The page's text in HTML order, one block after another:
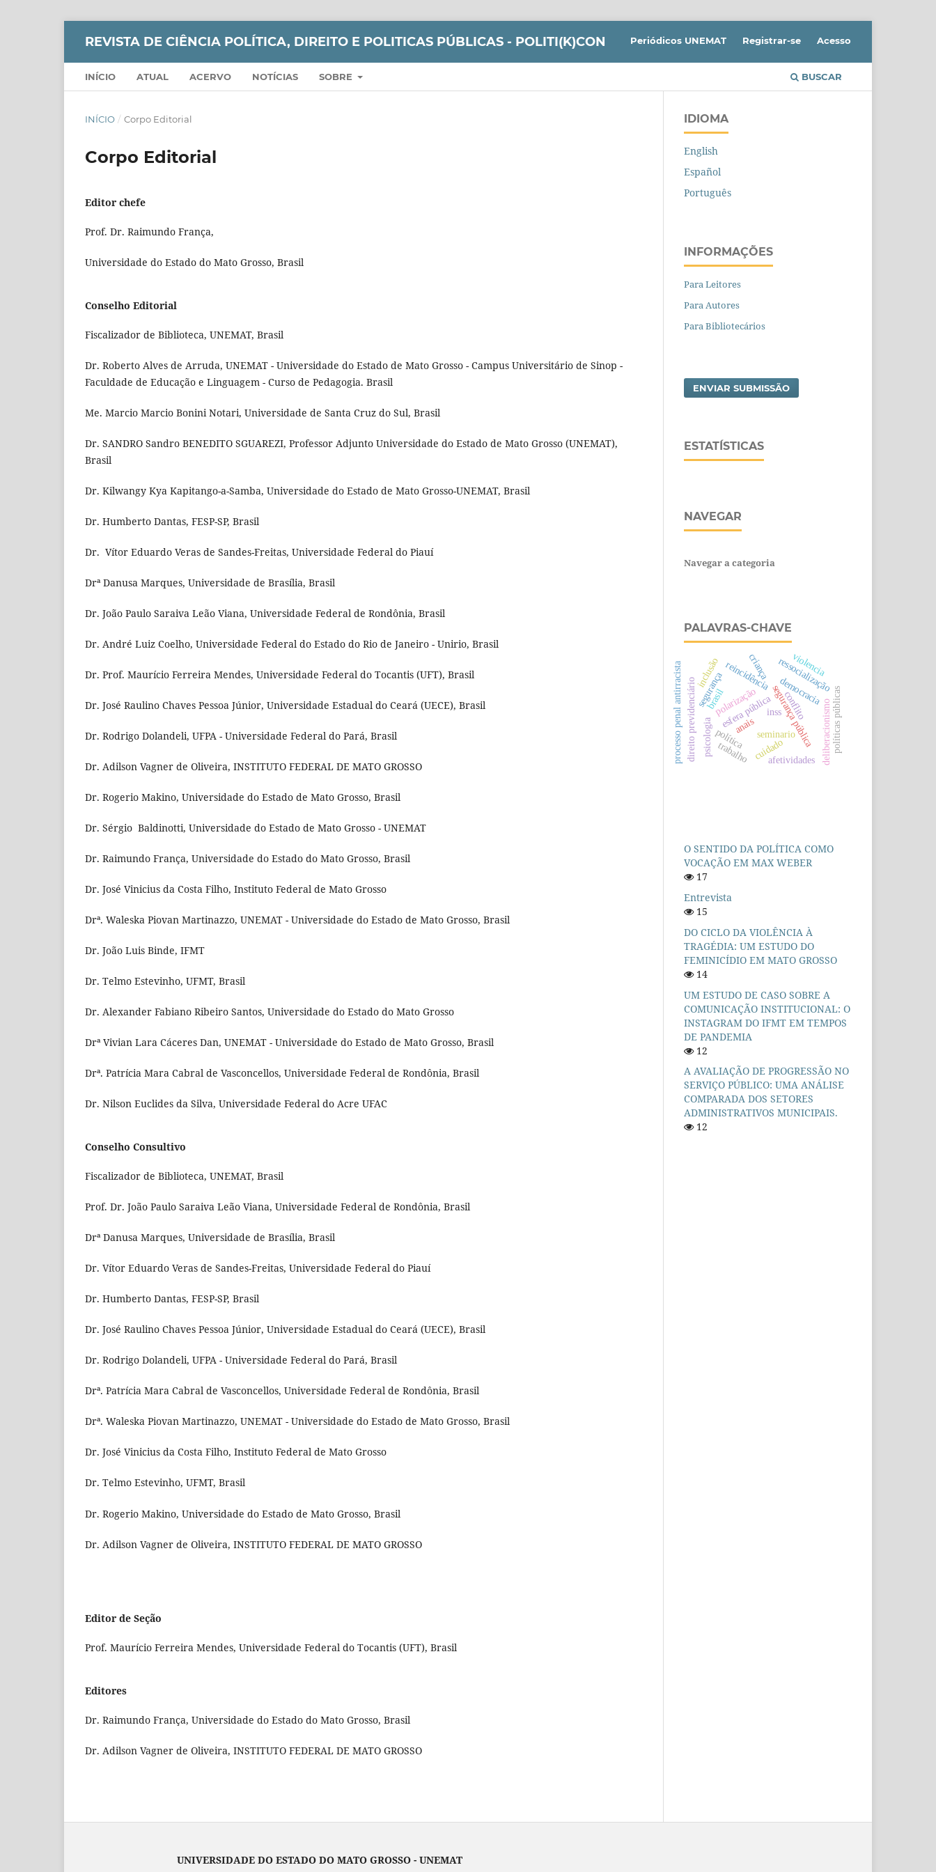
REVISTA DE CIÊNCIA POLÍTICA, DIREITO E POLITICAS PÚBLICAS - POLITI(K)CON
INÍCIO ATUAL ACERVO NOTÍCIAS SOBRE BUSCAR
Periódicos UNEMAT Registrar-se Acesso
INÍCIO / Corpo Editorial
Corpo Editorial
Editor chefe
Prof. Dr. Raimundo França,
Universidade do Estado do Mato Grosso, Brasil
Conselho Editorial
Fiscalizador de Biblioteca, UNEMAT, Brasil
Dr. Roberto Alves de Arruda, UNEMAT - Universidade do Estado de Mato Grosso - Campus Universitário de Sinop -
Faculdade de Educação e Linguagem - Curso de Pedagogia. Brasil
Me. Marcio Marcio Bonini Notari, Universidade de Santa Cruz do Sul, Brasil
Dr. SANDRO Sandro BENEDITO SGUAREZI, Professor Adjunto Universidade do Estado de Mato Grosso (UNEMAT),
Brasil
Dr. Kilwangy Kya Kapitango-a-Samba, Universidade do Estado de Mato Grosso-UNEMAT, Brasil
Dr. Humberto Dantas, FESP-SP, Brasil
Dr. Vítor Eduardo Veras de Sandes-Freitas, Universidade Federal do Piauí
Drª Danusa Marques, Universidade de Brasília, Brasil
Dr. João Paulo Saraiva Leão Viana, Universidade Federal de Rondônia, Brasil
Dr. André Luiz Coelho, Universidade Federal do Estado do Rio de Janeiro - Unirio, Brasil
Dr. Prof. Maurício Ferreira Mendes, Universidade Federal do Tocantis (UFT), Brasil
Dr. José Raulino Chaves Pessoa Júnior, Universidade Estadual do Ceará (UECE), Brasil
Dr. Rodrigo Dolandeli, UFPA - Universidade Federal do Pará, Brasil
Dr. Adilson Vagner de Oliveira, INSTITUTO FEDERAL DE MATO GROSSO
Dr. Rogerio Makino, Universidade do Estado de Mato Grosso, Brasil
Dr. Sérgio Baldinotti, Universidade do Estado de Mato Grosso - UNEMAT
Dr. Raimundo França, Universidade do Estado do Mato Grosso, Brasil
Dr. José Vinicius da Costa Filho, Instituto Federal de Mato Grosso
Drª. Waleska Piovan Martinazzo, UNEMAT - Universidade do Estado de Mato Grosso, Brasil
Dr. João Luis Binde, IFMT
Dr. Telmo Estevinho, UFMT, Brasil
Dr. Alexander Fabiano Ribeiro Santos, Universidade do Estado do Mato Grosso
Drª Vivian Lara Cáceres Dan, UNEMAT - Universidade do Estado de Mato Grosso, Brasil
Drª. Patrícia Mara Cabral de Vasconcellos, Universidade Federal de Rondônia, Brasil
Dr. Nilson Euclides da Silva, Universidade Federal do Acre UFAC
Conselho Consultivo
Fiscalizador de Biblioteca, UNEMAT, Brasil
Prof. Dr. João Paulo Saraiva Leão Viana, Universidade Federal de Rondônia, Brasil
Drª Danusa Marques, Universidade de Brasília, Brasil
Dr. Vítor Eduardo Veras de Sandes-Freitas, Universidade Federal do Piauí
Dr. Humberto Dantas, FESP-SP, Brasil
Dr. José Raulino Chaves Pessoa Júnior, Universidade Estadual do Ceará (UECE), Brasil
Dr. Rodrigo Dolandeli, UFPA - Universidade Federal do Pará, Brasil
Drª. Patrícia Mara Cabral de Vasconcellos, Universidade Federal de Rondônia, Brasil
Drª. Waleska Piovan Martinazzo, UNEMAT - Universidade do Estado de Mato Grosso, Brasil
Dr. José Vinicius da Costa Filho, Instituto Federal de Mato Grosso
Dr. Telmo Estevinho, UFMT, Brasil
Dr. Rogerio Makino, Universidade do Estado de Mato Grosso, Brasil
Dr. Adilson Vagner de Oliveira, INSTITUTO FEDERAL DE MATO GROSSO
Editor de Seção
Prof. Maurício Ferreira Mendes, Universidade Federal do Tocantis (UFT), Brasil
Editores
Dr. Raimundo França, Universidade do Estado do Mato Grosso, Brasil
Dr. Adilson Vagner de Oliveira, INSTITUTO FEDERAL DE MATO GROSSO
IDIOMA
English
Español
Português
INFORMAÇÕES
Para Leitores
Para Autores
Para Bibliotecários
ENVIAR SUBMISSÃO
ESTATÍSTICAS
NAVEGAR
Navegar a categoria
PALAVRAS-CHAVE
seminario
segurança pública
anais
esfera pública
democracia
deliberacionismo
polarização
política
psicologia
brasil
ressocialização
reincidência
conflito
segurança políticas públicas
criança violencia
direito previdenciário inss
inclusão
processo penal antirracista trabalho cuidadoafetividades
O SENTIDO DA POLÍTICA COMO
VOCAÇÃO EM MAX WEBER
17
Entrevista
15
DO CICLO DA VIOLÊNCIA À
TRAGÉDIA: UM ESTUDO DO
FEMINICÍDIO EM MATO GROSSO
14
UM ESTUDO DE CASO SOBRE A
COMUNICAÇÃO INSTITUCIONAL: O
INSTAGRAM DO IFMT EM TEMPOS
DE PANDEMIA
12
A AVALIAÇÃO DE PROGRESSÃO NO
SERVIÇO PÚBLICO: UMA ANÁLISE
COMPARADA DOS SETORES
ADMINISTRATIVOS MUNICIPAIS.
12
UNIVERSIDADE DO ESTADO DO MATO GROSSO - UNEMAT